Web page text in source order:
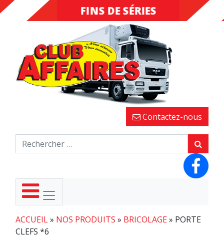
DESTOCKAGE
FINS DE SÉRIES
Contactez-nous
ACCUEIL» NOS PRODUITS » BRICOLAGE» PORTE
CLEFS *6